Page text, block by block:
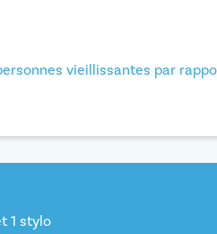
vieillissantes par
1 stylo